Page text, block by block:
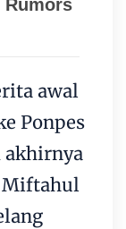
awal
Ponpes
akhirnya
Miftahul